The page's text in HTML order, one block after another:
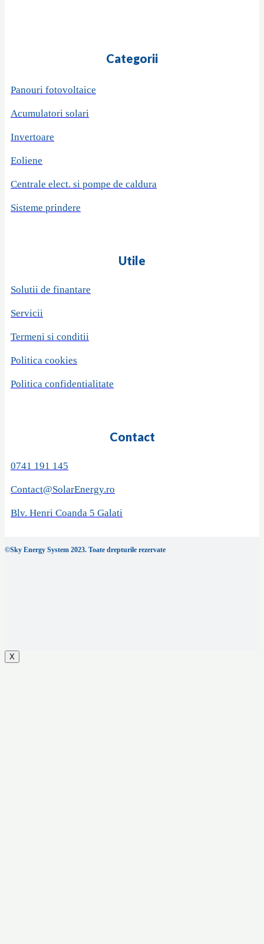
Categorii
Panouri fotovoltaice
Acumulatori solari
Invertoare
Eoliene
Centrale elect. si pompe de caldura
Sisteme prindere
Utile
Solutii de finantare
Servicii
Termeni si conditii
Politica cookies
Politica confidentialitate
Contact
0741 191 145
Contact@SolarEnergy.ro
Blv. Henri Coanda 5 Galati
©Sky Energy System 2023. Toate drepturile rezervate
X